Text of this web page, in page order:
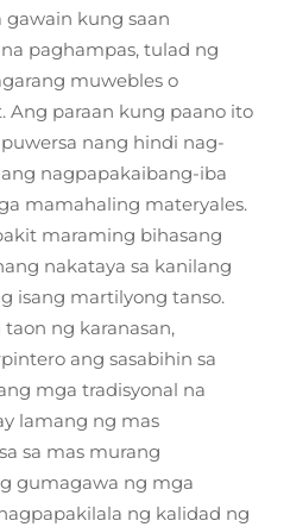
gawain kung saan
paghampas, tulad ng
muwebles o
Ang paraan kung paano ito
nang hindi nag-
nagpapakaibang-iba
mamahaling materyales.
maraming bihasang
nakataya sa kanilang
isang martilyong tanso.
ng karanasan,
ang sasabihin sa
mga tradisyonal na
lamang ng mas
sa mas murang
gumagawa ng mga
ng kalidad ng